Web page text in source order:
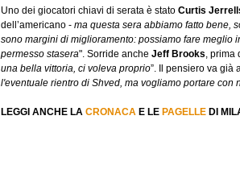
Uno dei giocatori chiavi di serata è stato Curtis
dell’americano - ma questa sera abbiamo fatto bene,
sono margini di miglioramento: possiamo fare meglio
permesso stasera". Sorride anche Jeff Brooks, prima
una bella vittoria, ci voleva proprio”. Il pensiero va già
l'eventuale rientro di Shved, ma vogliamo portare con
LEGGI ANCHE LA CRONACA E LE PAGELLE DI